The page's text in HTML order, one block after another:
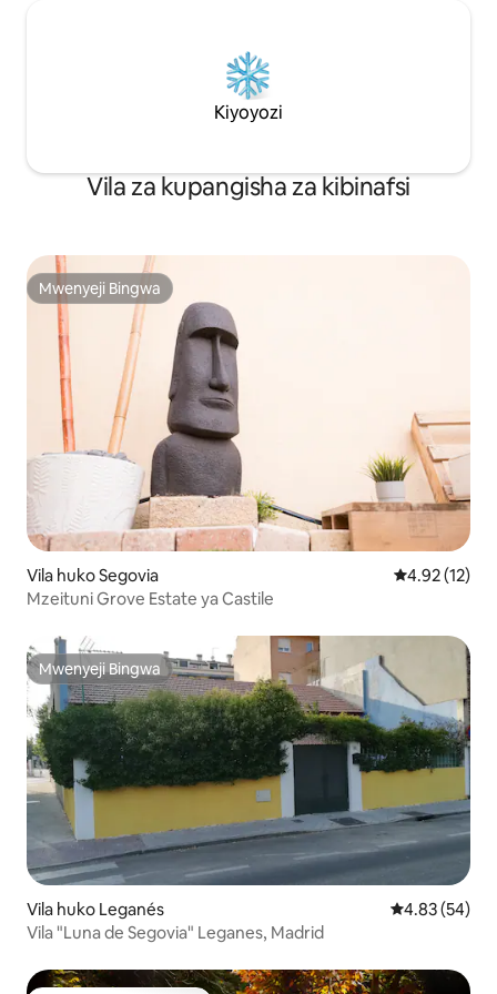
Kiyoyozi
Vila za kupangisha za kibinafsi
Mwenyeji Bingwa
Mwenyeji Bingwa
Vila huko Segovia Ukadiriaji wa
4.92 (12)
Mzeituni Grove Estate ya Castile
Mwenyeji Bingwa
Mwenyeji Bingwa
Vila huko Leganés Ukadiriaji wa
4.83 (54)
Vila "Luna de Segovia" Leganes, Madrid